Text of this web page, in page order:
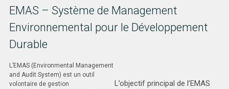
EMAS – Système de Management
Environnemental pour le Développement
Durable
L’EMAS (Environmental Management
and Audit System) est un outil
volontaire de gestion
L’objectif principal de l’EMAS